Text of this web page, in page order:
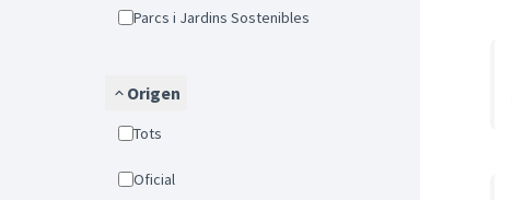
Parcs i Jardins Sostenibles
Origen
Tots
Oficial